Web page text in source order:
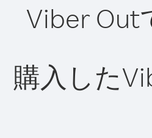
Viber Out
購入した